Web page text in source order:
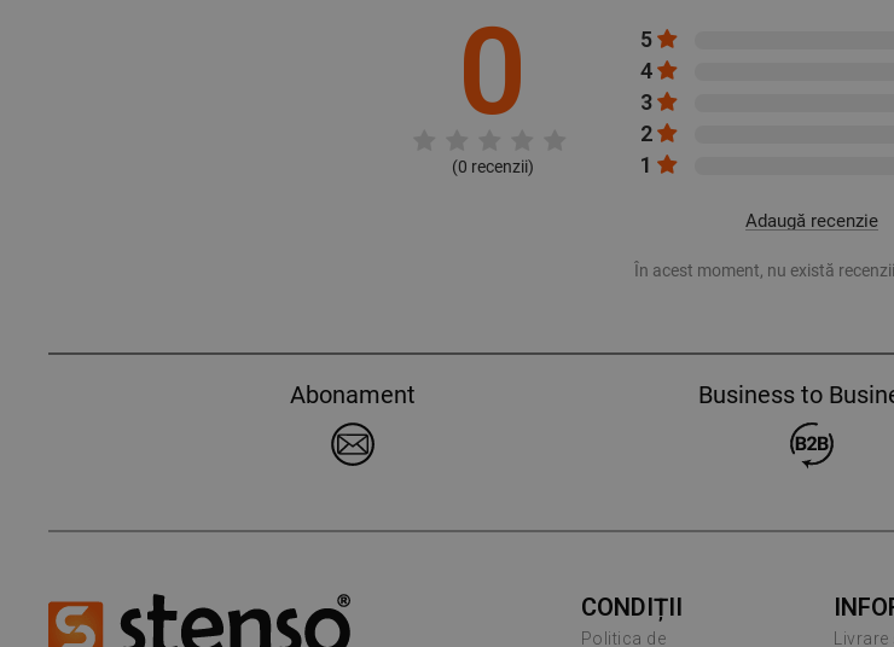
0
(0 recenzii)
5
4
3
2
1
Adaugă recenzie
În acest moment, nu există
Abonament Business to
CONDIȚII
Politica de Livrare